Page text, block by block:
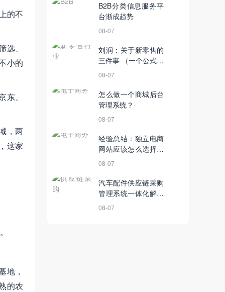
的不
、
小的
、
，两
这家
地，
的农
B2B分类信息服务平
台渐成趋势
08-07
刘润：关于新零售的
三件事 （一个公式帮
你看透零售业的本
08-07
怎么做一个商城后台
管理系统？
08-07
经验总结：独立电商
网站应该怎么选择货
源供应商
08-07
汽车配件供应链采购
管理系统一体化解决
方案
08-07